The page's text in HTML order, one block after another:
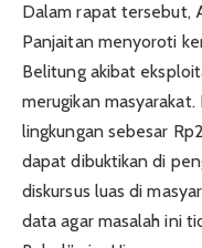
Dalam rapat tersebut,
Panjaitan menyoroti
Belitung akibat
merugikan
lingkungan sebesar
dapat dibuktikan di
diskursus luas di
data agar masalah ini